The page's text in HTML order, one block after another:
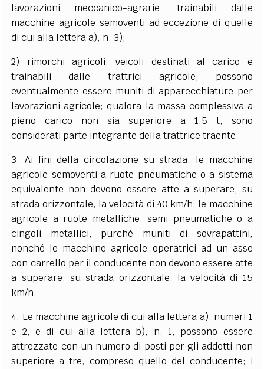
lavorazioni meccanico-agrarie, trainabili dalle
macchine agricole semoventi ad eccezione di quelle
di cui alla lettera a), n. 3);
2) rimorchi agricoli: veicoli destinati al carico e
trainabili dalle trattrici agricole; possono
eventualmente essere muniti di apparecchiature per
lavorazioni agricole; qualora la massa complessiva a
pieno carico non sia superiore a 1,5 t, sono
considerati parte integrante della trattrice traente.
3. Ai fini della circolazione su strada, le macchine
agricole semoventi a ruote pneumatiche o a sistema
equivalente non devono essere atte a superare, su
strada orizzontale, la velocità di 40 km/h; le macchine
agricole a ruote metalliche, semi pneumatiche o a
cingoli metallici, purché muniti di sovrapattini,
nonché le macchine agricole operatrici ad un asse
con carrello per il conducente non devono essere atte
a superare, su strada orizzontale, la velocità di 15
km/h.
4. Le macchine agricole di cui alla lettera a), numeri 1
e 2, e di cui alla lettera b), n. 1, possono essere
attrezzate con un numero di posti per gli addetti non
superiore a tre, compreso quello del conducente; i